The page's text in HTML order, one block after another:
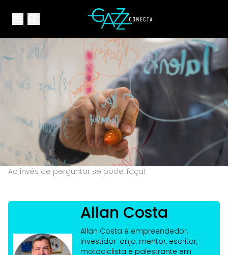
Open main menuYour Company
Ao invés de perguntar se pode, faça!
Allan Costa
Allan Costa é empreendedor,
investidor-anjo, mentor, escritor,
motociclista e palestrante em